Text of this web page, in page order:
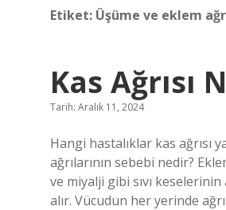
Etiket: Üşüme ve eklem
Kas Ağrısı
Tarih: Aralık 11, 2024
Hangi hastalıklar kas ağrısı
ağrılarının sebebi nedir?
ve miyalji gibi sıvı
alır. Vücudun her yerinde